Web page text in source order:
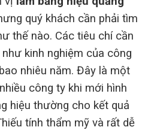
quý khách cần phải tìm
thế nào. Các tiêu chí cần
kinh nghiệm của công
nhiêu năm. Đây là một
công ty khi mới hình
hiệu thường cho kết quả
tính thẩm mỹ và rất dễ